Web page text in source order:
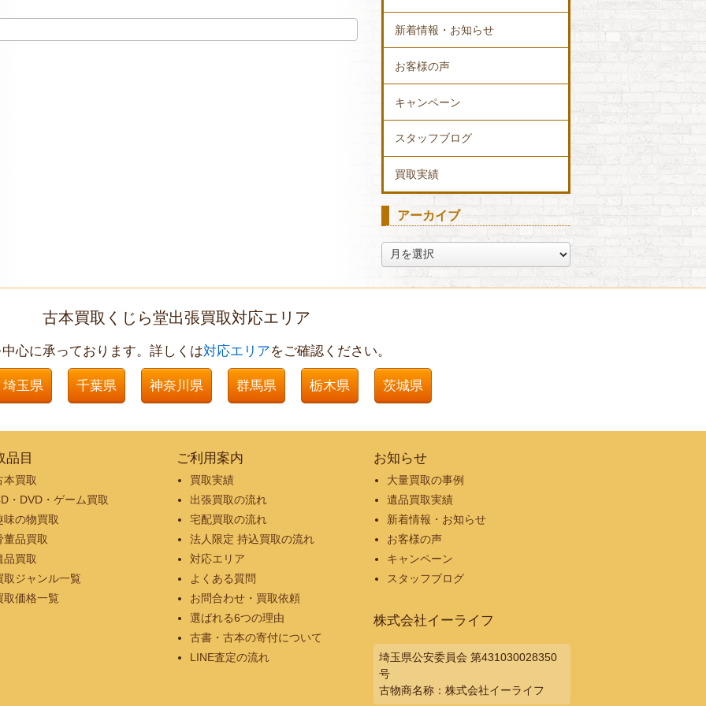
新着情報・お知らせ
お客様の声
キャンペーン
スタッフブログ
買取実績
アーカイブ
ー
古本買取くじら堂出張買取対応エリア
心に承っております。詳しくは対応エリアをご確認ください。
埼玉県 千葉県 神奈川県 群馬県 栃木県 茨城県
品目
本買取
・DVD・ゲーム買取
味の物買取
董品買取
品買取
取ジャンル一覧
取価格一覧
ご利用案内
買取実績
出張買取の流れ
宅配買取の流れ
法人限定 持込買取の流れ
対応エリア
よくある質問
お問合わせ・買取依頼
選ばれる6つの理由
古書・古本の寄付について
LINE査定の流れ
お知らせ
大量買取の事例
遺品買取実績
新着情報・お知らせ
お客様の声
キャンペーン
スタッフブログ
株式会社イーライフ
埼玉県公安委員会 第431030028350
号
古物商名称：株式会社イーライフ